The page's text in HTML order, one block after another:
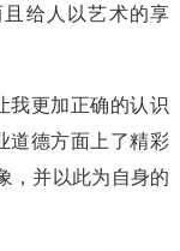
给人以艺术的享
我更加正确的认识
道德方面上了精彩
，并以此为自身的